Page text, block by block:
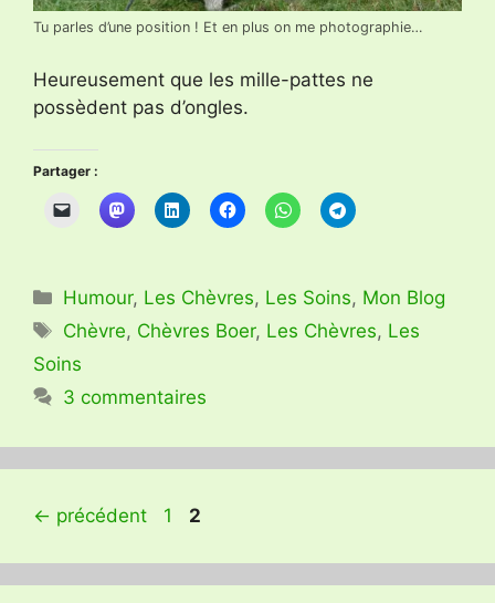
Tu parles d’une position ! Et en plus on me photographie…
Heureusement que les mille-pattes ne
possèdent pas d’ongles.
Partager :
Catégories
Humour, Les Chèvres, Les Soins, Mon Blog
Étiquettes
Chèvre, Chèvres Boer, Les Chèvres, Les
Soins
3 commentaires
← précédent Page
1 Page
2